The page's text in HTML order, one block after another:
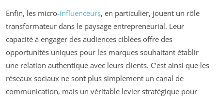
Enfin, les micro-influenceurs, en particulier, jouent un rôle
transformateur dans le paysage entrepreneurial. Leur
capacité à engager des audiences ciblées offre des
opportunités uniques pour les marques souhaitant établir
une relation authentique avec leurs clients. C’est ainsi que les
réseaux sociaux ne sont plus simplement un canal de
communication, mais un véritable levier stratégique pour